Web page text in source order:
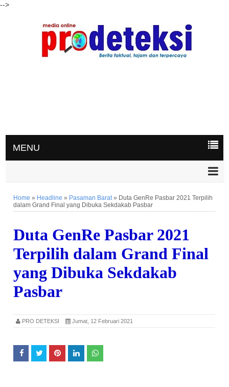
-->
MENU
Home » Headline » Pasaman Barat» Duta GenRe Pasbar 2021 Terpilih
dalam Grand Final yang Dibuka Sekdakab Pasbar
Duta GenRe Pasbar 2021
Terpilih dalam Grand Final
yang Dibuka Sekdakab
Pasbar
PRO DETEKSI Jumat, 12 Februari 2021